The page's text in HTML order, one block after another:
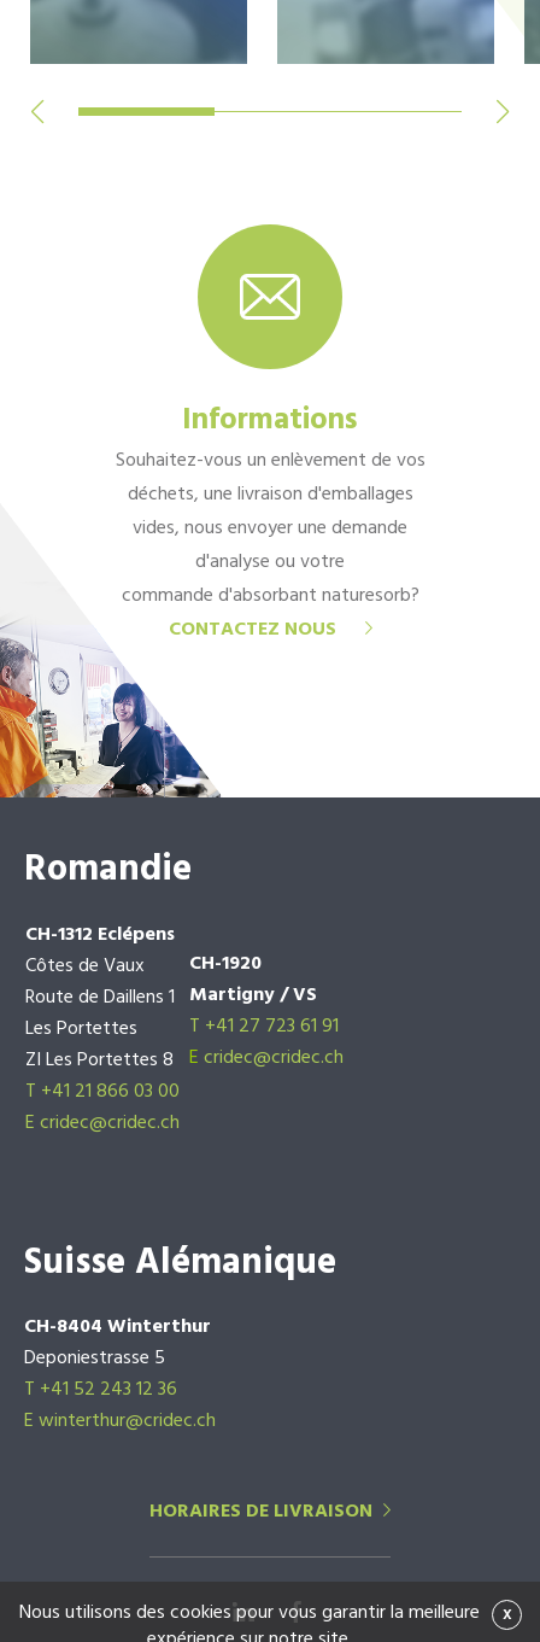
Informations
Souhaitez-vous un enlèvement de vos
déchets, une livraison d'emballages
vides, nous envoyer une demande
d'analyse ou votre
commande d'absorbant naturesorb?
CONTACTEZ NOUS
Romandie
CH-1312 Eclépens
Côtes de Vaux
Route de Daillens 1
Les Portettes
ZI Les Portettes 8
T +41 21 866 03 00
Ecridec@cridec.ch
CH-1920
Martigny / VS
T +41 27 723 61 91
Ecridec@cridec.ch
Suisse Alémanique
CH-8404 Winterthur
Deponiestrasse 5
T +41 52 243 12 36
E winterthur@cridec.ch
HORAIRES DE LIVRAISON
x
Nous utilisons des cookies pour vous garantir la meilleure